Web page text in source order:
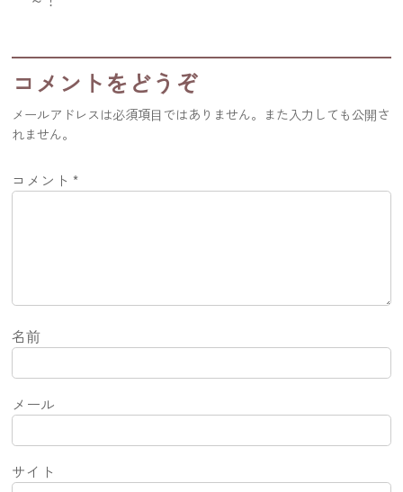
コメントをどうぞ
メールアドレスは必須項目ではありません。また入力しても公開さ
れません。
コメント *
名前
メール
サイト